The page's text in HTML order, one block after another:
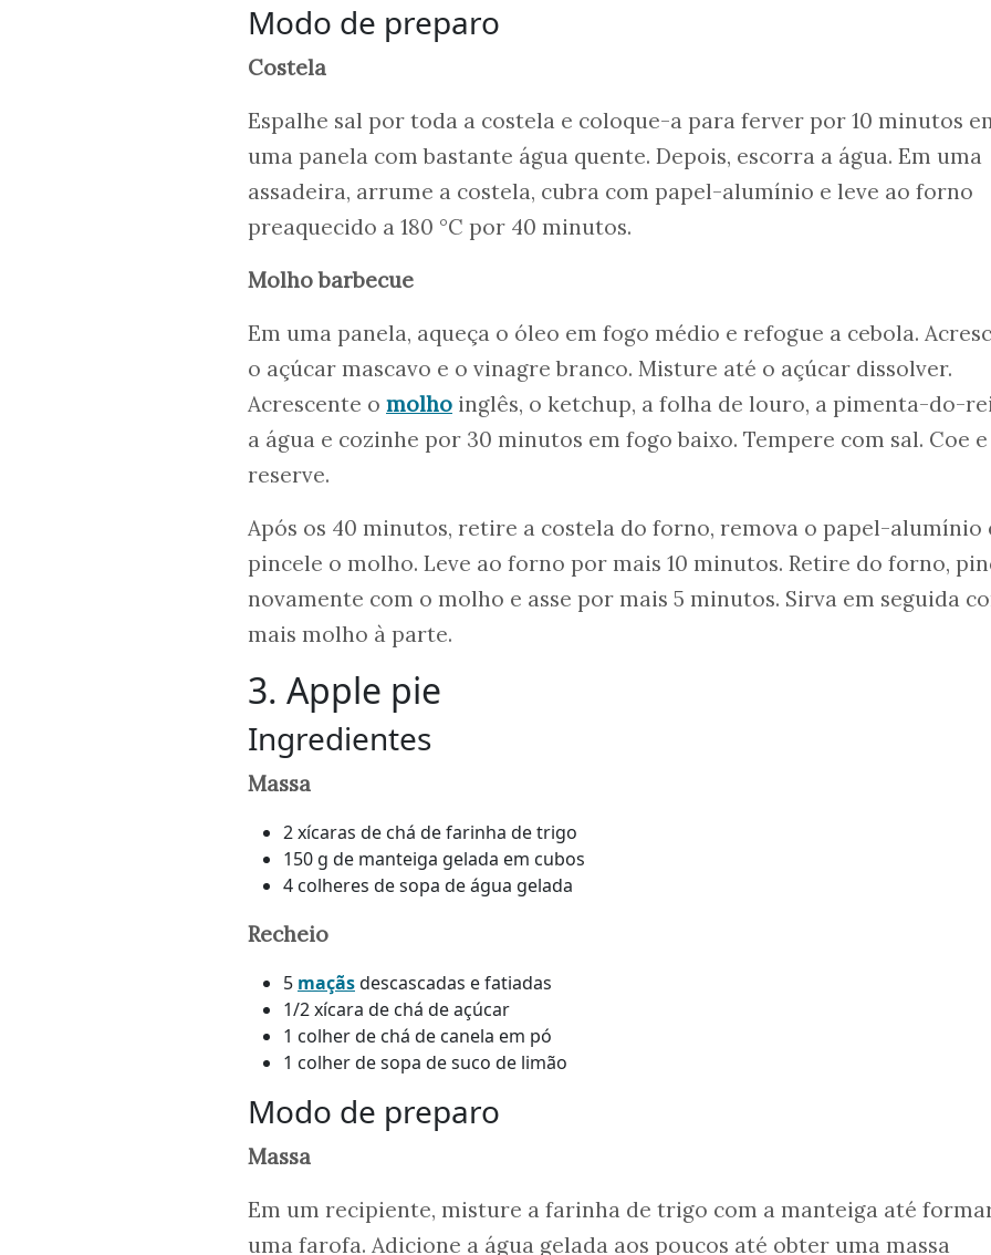
Modo de preparo
Costela
Espalhe sal por toda a costela e coloque-a para ferver por 10 minutos
uma panela com bastante água quente. Depois, escorra a água. Em uma
assadeira, arrume a costela, cubra com papel-alumínio e leve ao forno
preaquecido a 180 °C por 40 minutos.
Molho barbecue
Em uma panela, aqueça o óleo em fogo médio e refogue a cebola.
o açúcar mascavo e o vinagre branco. Misture até o açúcar dissolver.
Acrescente o molho inglês, o ketchup, a folha de louro, a pimenta-do-
a água e cozinhe por 30 minutos em fogo baixo. Tempere com sal. Coe e
reserve.
Após os 40 minutos, retire a costela do forno, remova o papel-alumínio
pincele o molho. Leve ao forno por mais 10 minutos. Retire do forno,
novamente com o molho e asse por mais 5 minutos. Sirva em seguida
mais molho à parte.
3. Apple pie
Ingredientes
Massa
2 xícaras de chá de farinha de trigo
150 g de manteiga gelada em cubos
4 colheres de sopa de água gelada
Recheio
5 maçãsdescascadas e fatiadas
1/2 xícara de chá de açúcar
1 colher de chá de canela em pó
1 colher de sopa de suco de limão
Modo de preparo
Massa
Em um recipiente, misture a farinha de trigo com a manteiga até
uma farofa. Adicione a água gelada aos poucos até obter uma massa